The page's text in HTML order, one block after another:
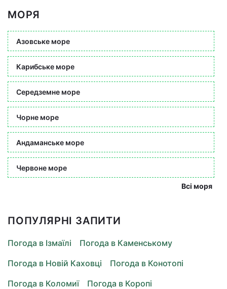
МОРЯ
Азовське море
Карибське море
Середземне море
Чорне море
Андаманське море
Червоне море
Всі моря
ПОПУЛЯРНІ ЗАПИТИ
Погода в Ізмаїлі
Погода в Каменському
Погода в Новій Каховці
Погода в Конотопі
Погода в Коломиї
Погода в Коропі